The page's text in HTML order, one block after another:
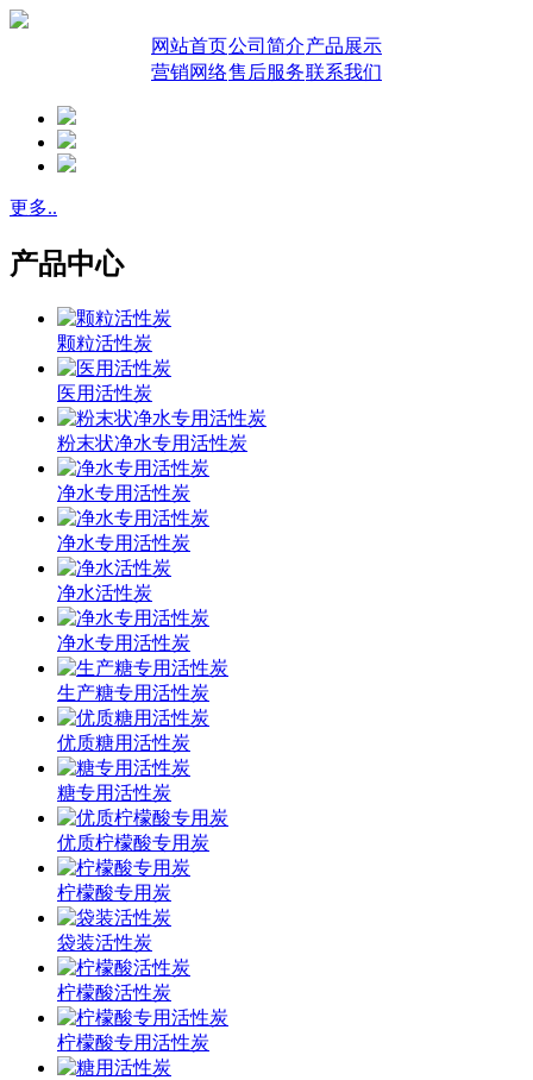
网站首页公司简介产品展示
营销网络售后服务联系我们
更多..
产品中心
颗粒活性炭
医用活性炭
粉末状净水专用活性炭
净水专用活性炭
净水专用活性炭
净水活性炭
净水专用活性炭
生产糖专用活性炭
优质糖用活性炭
糖专用活性炭
优质柠檬酸专用炭
柠檬酸专用炭
袋装活性炭
柠檬酸活性炭
柠檬酸专用活性炭